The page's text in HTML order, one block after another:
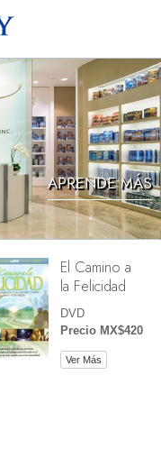
APRENDE MÁS
El Camino a
la Felicidad
DVD
Precio MX$420
Ver Más